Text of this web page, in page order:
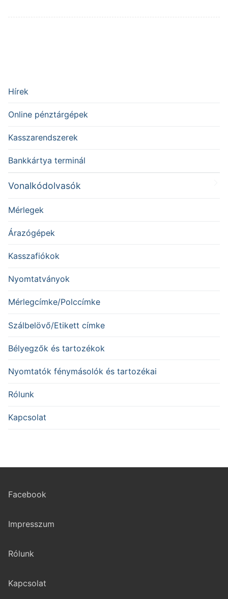
Hírek
Online pénztárgépek
Kasszarendszerek
Bankkártya terminál
Vonalkódolvasók
Mérlegek
Árazógépek
Kasszafiókok
Nyomtatványok
Mérlegcímke/Polccímke
Szálbelövő/Etikett címke
Bélyegzők és tartozékok
Nyomtatók fénymásolók és tartozékai
Rólunk
Kapcsolat
Facebook
Impresszum
Rólunk
Kapcsolat